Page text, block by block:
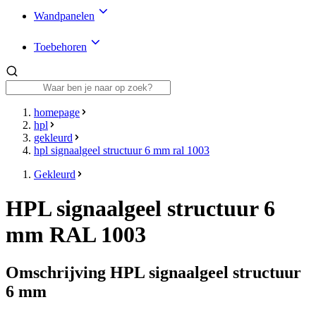
Wandpanelen
Toebehoren
homepage
hpl
gekleurd
hpl signaalgeel structuur 6 mm ral 1003
Gekleurd
HPL signaalgeel structuur 6
mm RAL 1003
Omschrijving HPL signaalgeel structuur
6 mm